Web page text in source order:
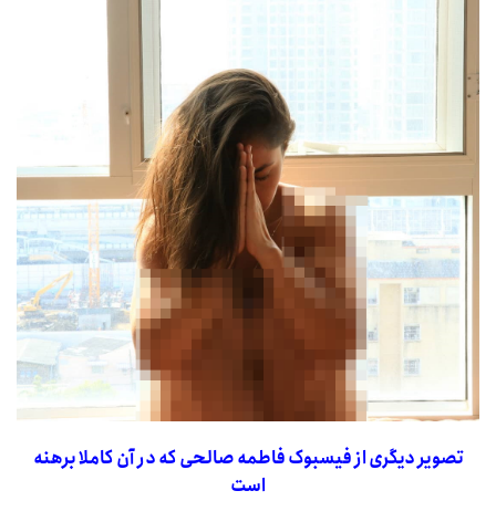
تصویر دیگری از فیسبوک فاطمه صالحی که در آن کاملا برهنه
است